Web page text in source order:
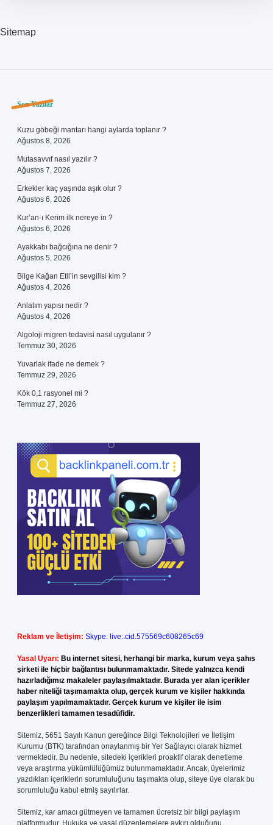
Sitemap
Sidebar
Son Yazılar
Kuzu göbeği mantarı hangi aylarda toplanır ?
Ağustos 8, 2026
Mutasavvıf nasıl yazılır ?
Ağustos 7, 2026
Erkekler kaç yaşında aşık olur ?
Ağustos 6, 2026
Kur’an-ı Kerim ilk nereye in ?
Ağustos 6, 2026
Ayakkabı bağcığına ne denir ?
Ağustos 5, 2026
Bilge Kağan Etil’in sevgilisi kim ?
Ağustos 4, 2026
Anlatım yapısı nedir ?
Ağustos 4, 2026
Algoloji migren tedavisi nasıl uygulanır ?
Temmuz 30, 2026
Yuvarlak ifade ne demek ?
Temmuz 29, 2026
Kök 0,1 rasyonel mi ?
Temmuz 27, 2026
Reklam ve İletişim: Skype: live:.cid.575569c608265c69
Yasal Uyarı: Bu internet sitesi, herhangi bir marka, kurum veya şahıs
şirketi ile hiçbir bağlantısı bulunmamaktadır. Sitede yalnızca kendi
hazırladığımız makaleler paylaşılmaktadır. Burada yer alan içerikler
haber niteliği taşımamakta olup, gerçek kurum ve kişiler hakkında
paylaşım yapılmamaktadır. Gerçek kurum ve kişiler ile isim
benzerlikleri tamamen tesadüfidir.
Sitemiz, 5651 Sayılı Kanun gereğince Bilgi Teknolojileri ve İletişim
Kurumu (BTK) tarafından onaylanmış bir Yer Sağlayıcı olarak hizmet
vermektedir. Bu nedenle, sitedeki içerikleri proaktif olarak denetleme
veya araştırma yükümlülüğümüz bulunmamaktadır. Ancak, üyelerimiz
yazdıkları içeriklerin sorumluluğunu taşımakta olup, siteye üye olarak bu
sorumluluğu kabul etmiş sayılırlar.
Sitemiz, kar amacı gütmeyen ve tamamen ücretsiz bir bilgi paylaşım
platformudur. Hukuka ve yasal düzenlemelere aykırı olduğunu